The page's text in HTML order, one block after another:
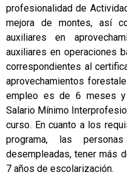
profesionalidad de
mejora de montes, así
auxiliares en
auxiliares en operaciones
correspondientes al
aprovechamientos
empleo es de 6 meses
Salario Mínimo
curso. En cuanto a los
programa, las
desempleadas, tener más
7 años de escolarización.